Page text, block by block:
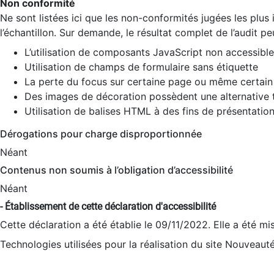
Non conformité
Ne sont listées ici que les non-conformités jugées les
l’échantillon. Sur demande, le résultat complet de l’audit
L’utilisation de composants JavaScript non
Utilisation de champs de formulaire sans étiquette
La perte du focus sur certaine page ou même
Des images de décoration possèdent une alternative
Utilisation de balises HTML à des fins de
Dérogations pour charge disproportionnée
Néant
Contenus non soumis à l’obligation d’accessibilité
Néant
- Établissement de cette déclaration d'accessibilité
Cette déclaration a été établie le 09/11/2022. Elle a été
Technologies utilisées pour la réalisation du site